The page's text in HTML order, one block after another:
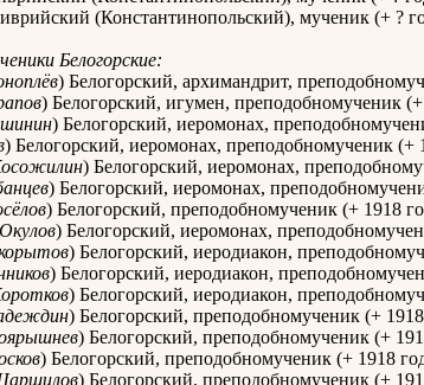
(Константинопольский), мученик (+ ?
Белогорские:
) Белогорский, архимандрит,
) Белогорский, игумен, преподобномученик
) Белогорский, иеромонах,
) Белогорский, иеромонах, преподобномученик (+
) Белогорский, иеромонах,
) Белогорский, иеромонах,
) Белогорский, преподобномученик (+ 1918
Окулов) Белогорский, иеромонах,
) Белогорский, иеродиакон,
) Белогорский, иеродиакон,
) Белогорский, иеродиакон,
) Белогорский, преподобномученик (+
) Белогорский, преподобномученик (+
) Белогорский, преподобномученик (+ 1918
) Белогорский, преподобномученик (+